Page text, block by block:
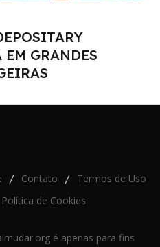
GRANDES
/ Contato / Termos de Uso
Política de Cookies
é apenas para fins